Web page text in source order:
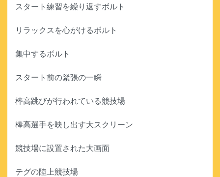
スタート練習を繰り返すボルト
リラックスを心がけるボルト
集中するボルト
スタート前の緊張の一瞬
棒高跳びが行われている競技場
棒高選手を映し出す大スクリーン
競技場に設置された大画面
テグの陸上競技場